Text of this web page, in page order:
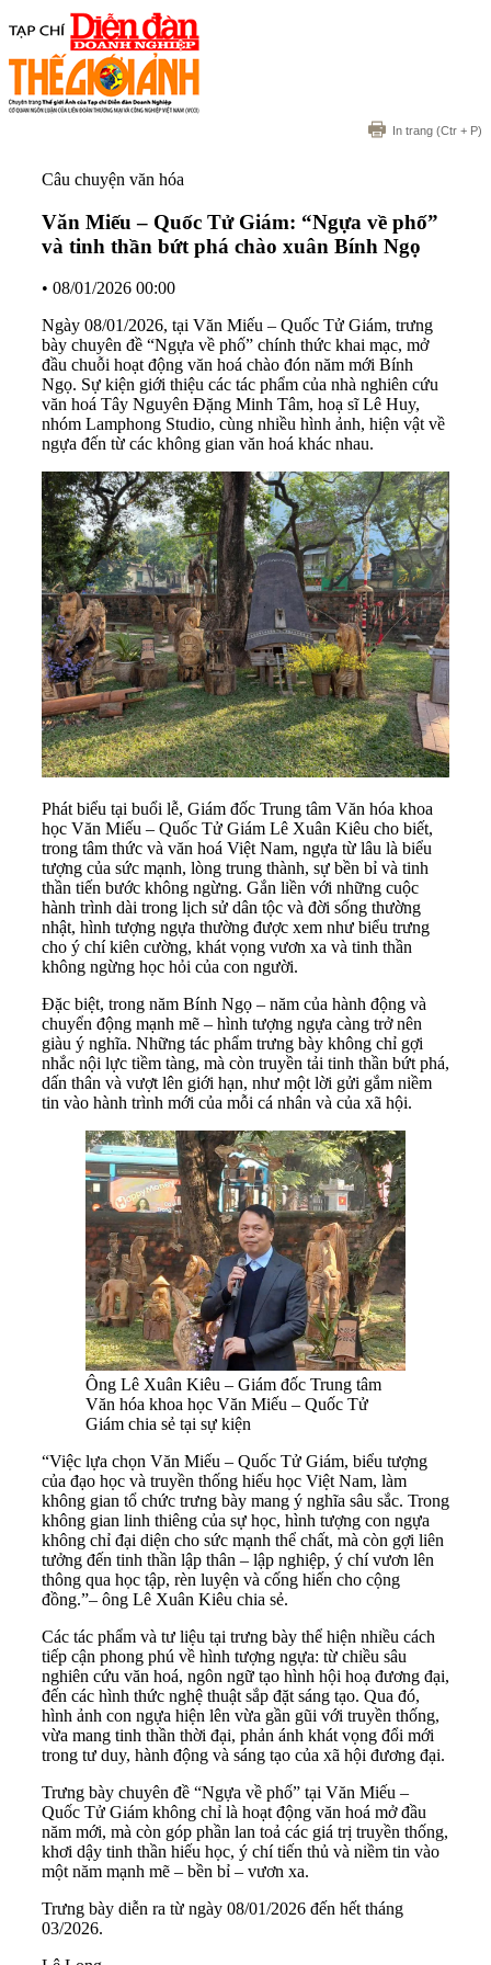
In trang (Ctr + P)
Câu chuyện văn hóa
Văn Miếu – Quốc Tử Giám: “Ngựa về phố”
và tinh thần bứt phá chào xuân Bính Ngọ
• 08/01/2026 00:00
Ngày 08/01/2026, tại Văn Miếu – Quốc Tử Giám, trưng
bày chuyên đề “Ngựa về phố” chính thức khai mạc, mở
đầu chuỗi hoạt động văn hoá chào đón năm mới Bính
Ngọ. Sự kiện giới thiệu các tác phẩm của nhà nghiên cứu
văn hoá Tây Nguyên Đặng Minh Tâm, hoạ sĩ Lê Huy,
nhóm Lamphong Studio, cùng nhiều hình ảnh, hiện vật về
ngựa đến từ các không gian văn hoá khác nhau.
Phát biểu tại buổi lễ, Giám đốc Trung tâm Văn hóa khoa
học Văn Miếu – Quốc Tử Giám Lê Xuân Kiêu cho biết,
trong tâm thức và văn hoá Việt Nam, ngựa từ lâu là biểu
tượng của sức mạnh, lòng trung thành, sự bền bỉ và tinh
thần tiến bước không ngừng. Gắn liền với những cuộc
hành trình dài trong lịch sử dân tộc và đời sống thường
nhật, hình tượng ngựa thường được xem như biểu trưng
cho ý chí kiên cường, khát vọng vươn xa và tinh thần
không ngừng học hỏi của con người.
Đặc biệt, trong năm Bính Ngọ – năm của hành động và
chuyển động mạnh mẽ – hình tượng ngựa càng trở nên
giàu ý nghĩa. Những tác phẩm trưng bày không chỉ gợi
nhắc nội lực tiềm tàng, mà còn truyền tải tinh thần bứt phá,
dấn thân và vượt lên giới hạn, như một lời gửi gắm niềm
tin vào hành trình mới của mỗi cá nhân và của xã hội.
Ông Lê Xuân Kiêu – Giám đốc Trung tâm
Văn hóa khoa học Văn Miếu – Quốc Tử
Giám chia sẻ tại sự kiện
“Việc lựa chọn Văn Miếu – Quốc Tử Giám, biểu tượng
của đạo học và truyền thống hiếu học Việt Nam, làm
không gian tổ chức trưng bày mang ý nghĩa sâu sắc. Trong
không gian linh thiêng của sự học, hình tượng con ngựa
không chỉ đại diện cho sức mạnh thể chất, mà còn gợi liên
tưởng đến tinh thần lập thân – lập nghiệp, ý chí vươn lên
thông qua học tập, rèn luyện và cống hiến cho cộng
đồng.”– ông Lê Xuân Kiêu chia sẻ.
Các tác phẩm và tư liệu tại trưng bày thể hiện nhiều cách
tiếp cận phong phú về hình tượng ngựa: từ chiều sâu
nghiên cứu văn hoá, ngôn ngữ tạo hình hội hoạ đương đại,
đến các hình thức nghệ thuật sắp đặt sáng tạo. Qua đó,
hình ảnh con ngựa hiện lên vừa gần gũi với truyền thống,
vừa mang tinh thần thời đại, phản ánh khát vọng đổi mới
trong tư duy, hành động và sáng tạo của xã hội đương đại.
Trưng bày chuyên đề “Ngựa về phố” tại Văn Miếu –
Quốc Tử Giám không chỉ là hoạt động văn hoá mở đầu
năm mới, mà còn góp phần lan toả các giá trị truyền thống,
khơi dậy tinh thần hiếu học, ý chí tiến thủ và niềm tin vào
một năm mạnh mẽ – bền bỉ – vươn xa.
Trưng bày diễn ra từ ngày 08/01/2026 đến hết tháng
03/2026.